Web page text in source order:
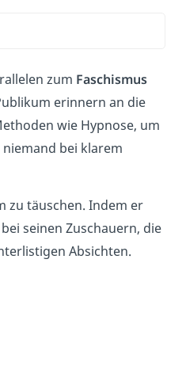
zum Faschismus
erinnern an die
wie Hypnose, um
bei klarem
zu täuschen. Indem er
bei seinen Zuschauern, die
Absichten.